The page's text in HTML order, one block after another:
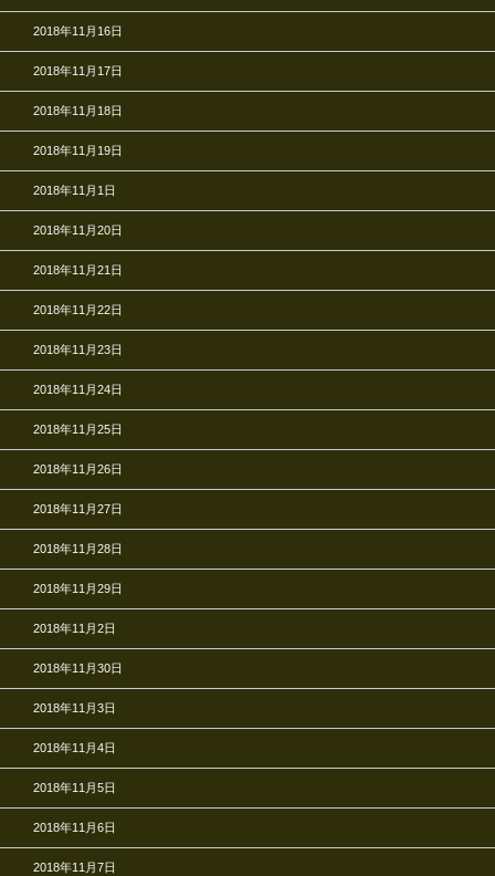
2018年11月16日
2018年11月17日
2018年11月18日
2018年11月19日
2018年11月1日
2018年11月20日
2018年11月21日
2018年11月22日
2018年11月23日
2018年11月24日
2018年11月25日
2018年11月26日
2018年11月27日
2018年11月28日
2018年11月29日
2018年11月2日
2018年11月30日
2018年11月3日
2018年11月4日
2018年11月5日
2018年11月6日
2018年11月7日